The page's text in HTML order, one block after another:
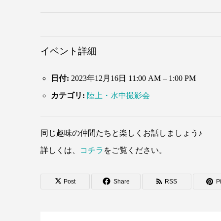
イベント詳細
日付: 2023年12月16日 11:00 AM– 1:00 PM
カテゴリ: 陸上・水中撮影会
同じ趣味の仲間たちと楽しくお話しましょう♪
詳しくは、 コチラ をご覧ください。
Post Share RSS